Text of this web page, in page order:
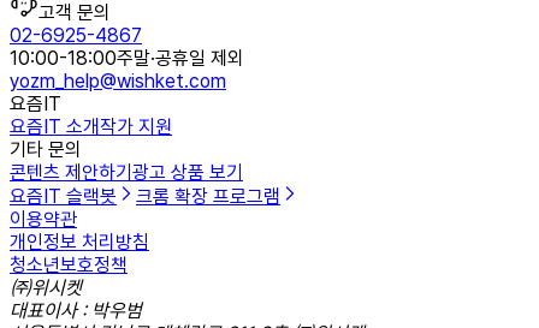
고객 문의
02-6925-4867
10:00-18:00주말·공휴일 제외
yozm_help@wishket.com
요즘IT
요즘IT 소개작가 지원
기타 문의
콘텐츠 제안하기 광고 상품 보기
요즘IT 슬랙봇
크롬 확장 프로그램
이용약관
개인정보 처리방침
청소년보호정책
㈜위시켓
대표이사 : 박우범